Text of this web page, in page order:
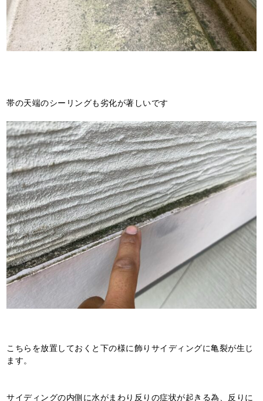
帯の天端のシーリングも劣化が著しいです
こちらを放置しておくと下の様に飾りサイディングに亀裂が生じ
ます。
サイディングの内側に水がまわり反りの症状が起きる為、反りに